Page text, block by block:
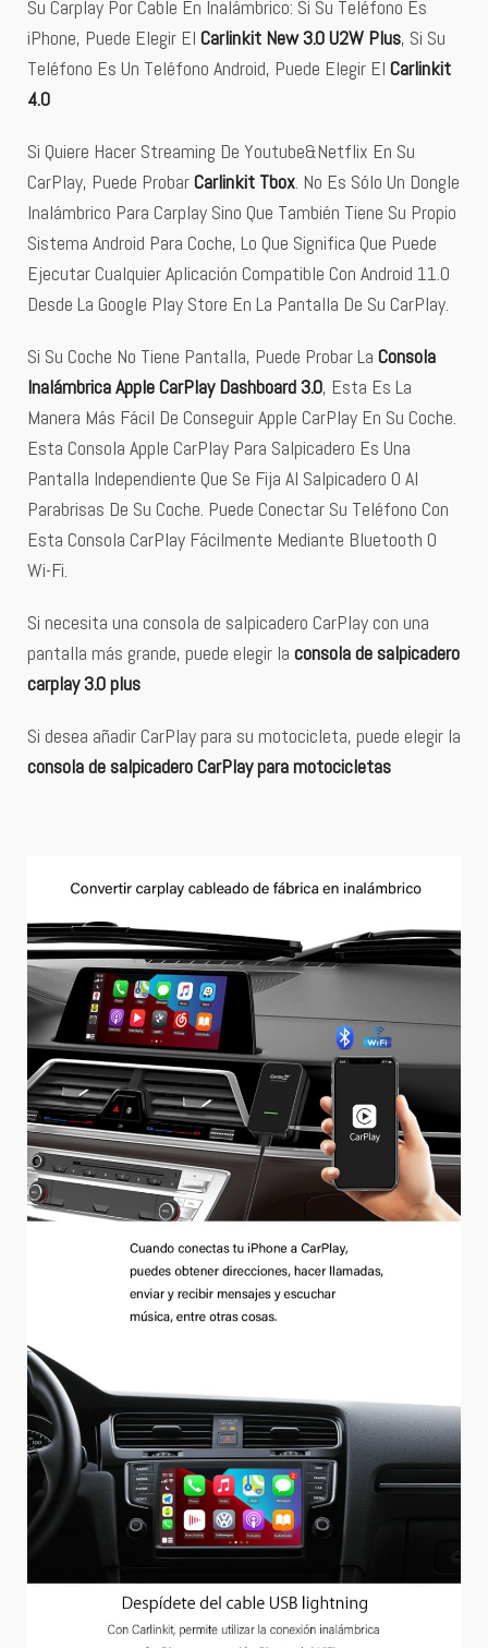
Su Carplay Por Cable En Inalámbrico: Si Su Teléfono Es
iPhone, Puede Elegir El Carlinkit New 3.0 U2W Plus, Si Su
Teléfono Es Un Teléfono Android, Puede Elegir El Carlinkit
4.0
Si Quiere Hacer Streaming De Youtube&Netflix En Su
CarPlay, Puede ProbarCarlinkit Tbox. No Es Sólo Un Dongle
Inalámbrico Para Carplay Sino Que También Tiene Su Propio
Sistema Android Para Coche, Lo Que Significa Que Puede
Ejecutar Cualquier Aplicación Compatible Con Android 11.0
Desde La Google Play Store En La Pantalla De Su CarPlay.
Si Su Coche No Tiene Pantalla, Puede Probar La Consola
Inalámbrica Apple CarPlay Dashboard 3.0, Esta Es La
Manera Más Fácil De Conseguir Apple CarPlay En Su Coche.
Esta Consola Apple CarPlay Para Salpicadero Es Una
Pantalla Independiente Que Se Fija Al Salpicadero O Al
Parabrisas De Su Coche. Puede Conectar Su Teléfono Con
Esta Consola CarPlay Fácilmente Mediante Bluetooth O
Wi-Fi.
Si necesita una consola de salpicadero CarPlay con una
pantalla más grande, puede elegir la consola de salpicadero
carplay 3.0 plus
Si desea añadir CarPlay para su motocicleta, puede elegir la
consola de salpicadero CarPlay para motocicletas